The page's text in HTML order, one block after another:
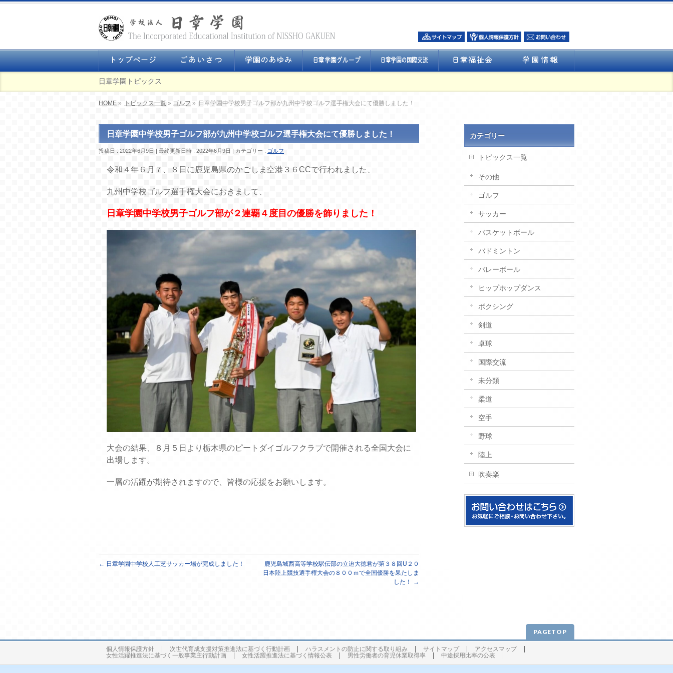
日章学園トピックス
HOME » トピックス一覧 » ゴルフ » 日章学園中学校男子ゴルフ部が九州中学校ゴルフ選手権大会にて優勝しました！
日章学園中学校男子ゴルフ部が九州中学校ゴルフ選手権大会にて優勝しました！
投稿日 : 2022年6月9日 最終更新日時 : 2022年6月9日 カテゴリー : ゴルフ
令和４年６月７、８日に鹿児島県のかごしま空港３６CCで行われました、
九州中学校ゴルフ選手権大会におきまして、
日章学園中学校男子ゴルフ部が２連覇４度目の優勝を飾りました！
大会の結果、８月５日より栃木県のピートダイゴルフクラブで開催される全国大会に
出場します。
一層の活躍が期待されますので、皆様の応援をお願いします。
← 日章学園中学校人工芝サッカー場が完成しました！
鹿児島城西高等学校駅伝部の立迫大徳君が第３８回U２０
日本陸上競技選手権大会の８００ｍで全国優勝を果たしま
した！
→
カテゴリー
トピックス一覧
その他
ゴルフ
サッカー
バスケットボール
バドミントン
バレーボール
ヒップホップダンス
ボクシング
剣道
卓球
国際交流
未分類
柔道
空手
野球
陸上
吹奏楽
PAGETOP
個人情報保護方針 次世代育成支援対策推進法に基づく行動計画 ハラスメントの防止に関する取り組み サイトマップ
アクセスマップ
女性活躍推進法に基づく一般事業主行動計画
女性活躍推進法に基づく情報公表 男性労働者の育児休業取得率 中途採用比率の公表